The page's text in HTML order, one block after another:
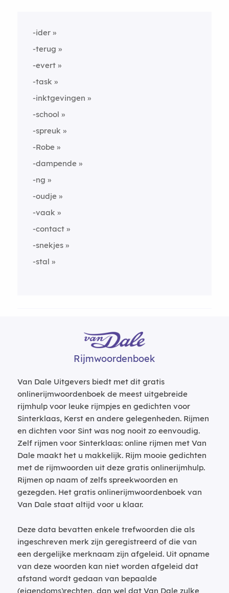
-ider
-terug
-evert
-task
-inktgevingen
-school
-spreuk
-Robe
-dampende
-ng
-oudje
-vaak
-contact
-snekjes
-stal
Rijmwoordenboek
Van Dale Uitgevers biedt met dit gratis
onlinerijmwoordenboek de meest uitgebreide
rijmhulp voor leuke rijmpjes en gedichten voor
Sinterklaas, Kerst en andere gelegenheden. Rijmen
en dichten voor Sint was nog nooit zo eenvoudig.
Zelf rijmen voor Sinterklaas: online rijmen met Van
Dale maakt het u makkelijk. Rijm mooie gedichten
met de rijmwoorden uit deze gratis onlinerijmhulp.
Rijmen op naam of zelfs spreekwoorden en
gezegden. Het gratis onlinerijmwoordenboek van
Van Dale staat altijd voor u klaar.
Deze data bevatten enkele trefwoorden die als
ingeschreven merk zijn geregistreerd of die van
een dergelijke merknaam zijn afgeleid. Uit opname
van deze woorden kan niet worden afgeleid dat
afstand wordt gedaan van bepaalde
(eigendoms)rechten, dan wel dat Van Dale zulke